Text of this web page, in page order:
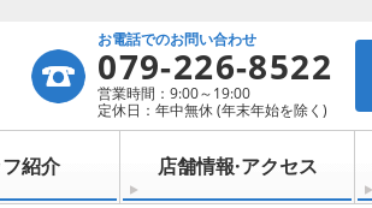
お電話でのお問い合わせ
079-226-8522
営業時間：9:00～19:00
定休日：年中無休 (年末年始を除く)
紹介 店舗情報·アクセス